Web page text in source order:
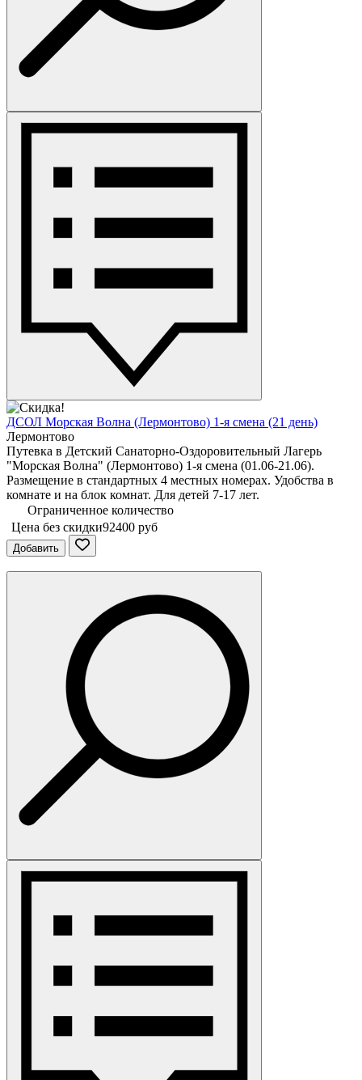
ДСОЛ Морская Волна (Лермонтово) 1-я смена (21 день)
Лермонтово
Путевка в Детский Санаторно-Оздоровительный Лагерь
"Морская Волна" (Лермонтово) 1-я смена (01.06-21.06).
Размещение в стандартных 4 местных номерах. Удобства в
комнате и на блок комнат. Для детей 7-17 лет.
Ограниченное количество
Цена без скидки92400 руб
Добавить